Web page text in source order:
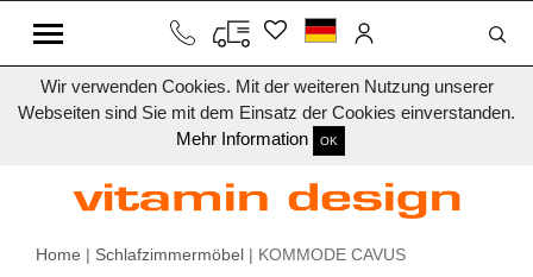
Wir verwenden Cookies. Mit der weiteren Nutzung unserer
Webseiten sind Sie mit dem Einsatz der Cookies einverstanden.
Mehr Information
OK
Home | Schlafzimmermöbel | KOMMODE CAVUS